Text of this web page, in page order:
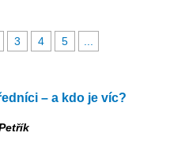
3 4 5
– a kdo je víc?